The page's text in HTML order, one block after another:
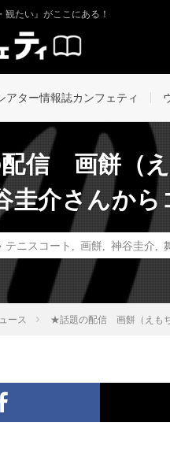
たい』がここにある！
アター情報誌カンフェティ
信 画餅（え
介さんから
テニスコート 画餅 神谷圭介
ース ★話題の配信 画餅（えも